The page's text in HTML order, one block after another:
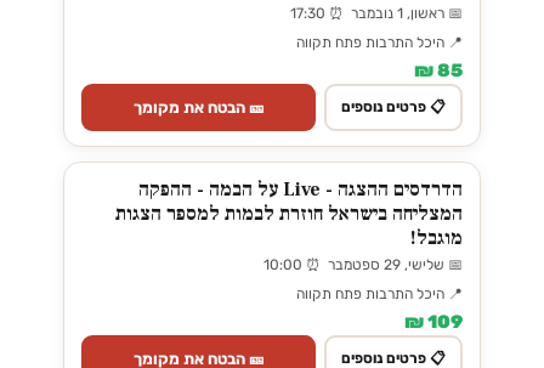
📅 ראשון, 1 נובמבר ⏰ 17:30
📍 היכל התרבות פתח תקווה
85 ₪
📋 פרטים נוספים 🎫 הבטח את מקומך
הדרדסים ההצגה - Live על הבמה - ההפקה
המצליחה בישראל חוזרת לבמות למספר הצגות
מוגבל!
📅 שלישי, 29 ספטמבר ⏰ 10:00
📍 היכל התרבות פתח תקווה
109 ₪
📋 פרטים נוספים 🎫 הבטח את מקומך